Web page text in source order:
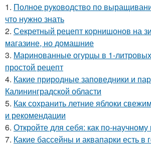
1. Полное руководство по
что нужно знать
2. Секретный рецепт корнишонов на
магазине, но домашние
3. Маринованные огурцы в 1-
простой рецепт
4. Какие природные заповедники и
Калининградской области
5. Как сохранить летние яблоки
и рекомендации
6. Откройте для себя: как по-
7. Какие бассейны и аквапарки есть в